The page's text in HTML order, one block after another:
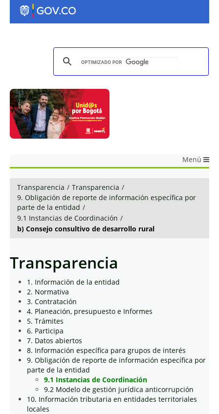
Menú
Transparencia / Transparencia /
9. Obligación de reporte de información específica por
parte de la entidad /
9.1 Instancias de Coordinación /
b) Consejo consultivo de desarrollo rural
Transparencia
1. Información de la entidad
2. Normativa
3. Contratación
4. Planeación, presupuesto e Informes
5. Trámites
6. Participa
7. Datos abiertos
8. Información específica para grupos de interés
9. Obligación de reporte de información específica por
parte de la entidad
9.1 Instancias de Coordinación
9.2 Modelo de gestión jurídica anticorrupción
10. Información tributaria en entidades territoriales
locales